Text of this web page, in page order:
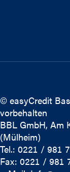
© easyCredit
vorbehalten
BBL GmbH, Am
(Mülheim)
Tel.: 0221 / 981
Fax: 0221 / 981